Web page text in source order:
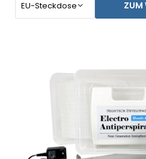
Sprache vor.
ZUM